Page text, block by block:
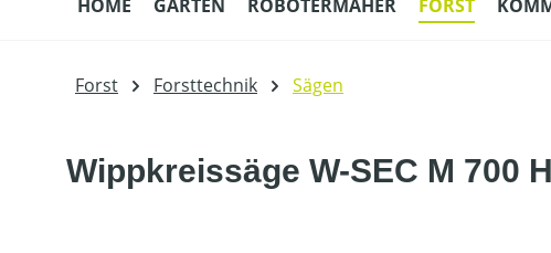
HOME GARTEN ROBOTERMÄHER FORST
Forst Forsttechnik Sägen
Wippkreissäge W-SEC M 700